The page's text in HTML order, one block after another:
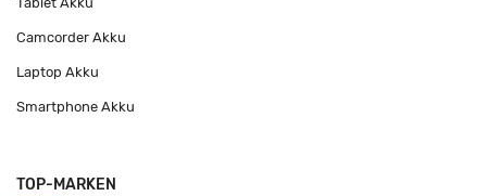
Camcorder Akku
Laptop Akku
Smartphone Akku
TOP-MARKEN